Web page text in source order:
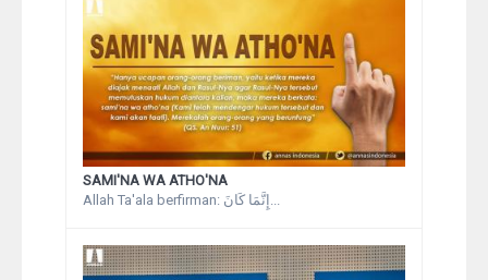
SAMI'NA WA ATHO'NA
Allah Ta'ala berfirman: إِنَّمَا كَانَ...